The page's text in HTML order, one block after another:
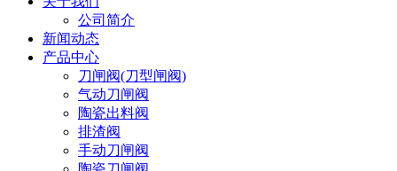
公司简介
新闻动态
产品中心
刀闸阀(刀型闸阀)
气动刀闸阀
陶瓷出料阀
排渣阀
手动刀闸阀